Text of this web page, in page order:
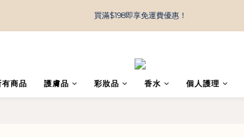
買滿$198即享免運費優惠！
有商品 護膚品 彩妝品 香水 個人護理